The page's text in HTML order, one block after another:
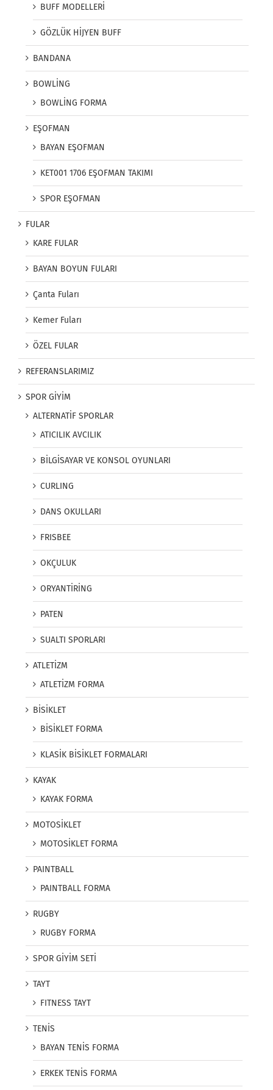
BUFF MODELLERİ
GÖZLÜK HİJYEN BUFF
BANDANA
BOWLİNG
BOWLİNG FORMA
EŞOFMAN
BAYAN EŞOFMAN
KET001 1706 EŞOFMAN TAKIMI
SPOR EŞOFMAN
FULAR
KARE FULAR
BAYAN BOYUN FULARI
Çanta Fuları
Kemer Fuları
ÖZEL FULAR
REFERANSLARIMIZ
SPOR GİYİM
ALTERNATİF SPORLAR
ATICILIK AVCILIK
BİLGİSAYAR VE KONSOL OYUNLARI
CURLING
DANS OKULLARI
FRISBEE
OKÇULUK
ORYANTİRİNG
PATEN
SUALTI SPORLARI
ATLETİZM
ATLETİZM FORMA
BİSİKLET
BİSİKLET FORMA
KLASİK BİSİKLET FORMALARI
KAYAK
KAYAK FORMA
MOTOSİKLET
MOTOSİKLET FORMA
PAINTBALL
PAINTBALL FORMA
RUGBY
RUGBY FORMA
SPOR GİYİM SETİ
TAYT
FITNESS TAYT
TENİS
BAYAN TENİS FORMA
ERKEK TENİS FORMA